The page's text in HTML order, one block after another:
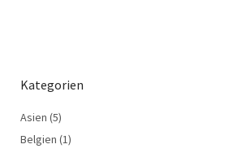
Kategorien
Asien (5)
Belgien (1)